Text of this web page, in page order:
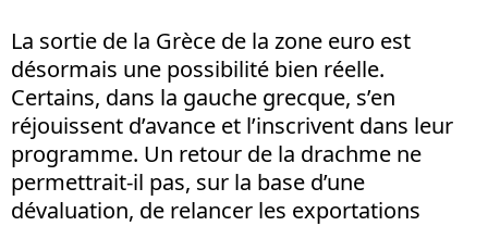
La sortie de la Grèce de la zone euro est
désormais une possibilité bien réelle.
Certains, dans la gauche grecque, s’en
réjouissent d’avance et l’inscrivent dans leur
programme. Un retour de la drachme ne
permettrait-il pas, sur la base d’une
dévaluation, de relancer les exportations